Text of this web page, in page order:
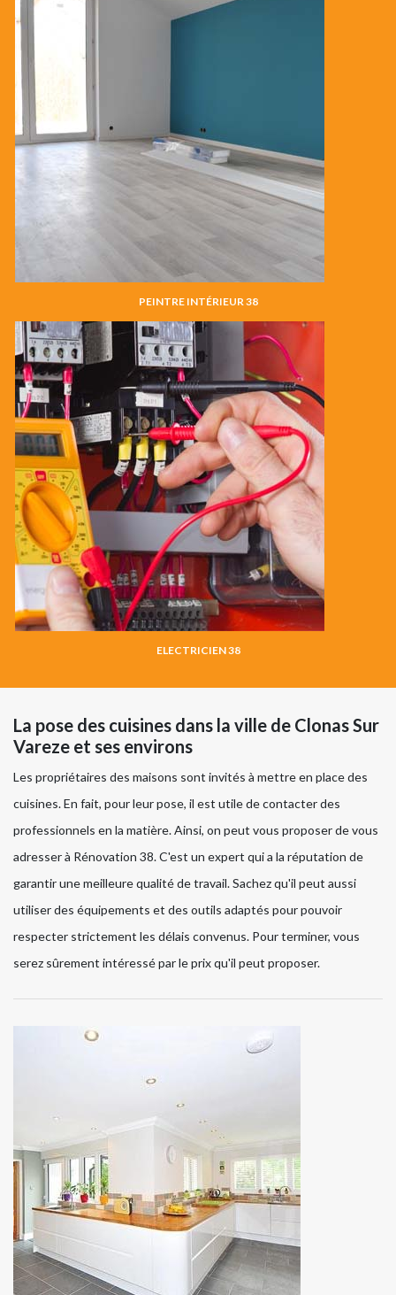
PEINTRE INTÉRIEUR 38
ELECTRICIEN 38
La pose des cuisines dans la ville de Clonas Sur
Vareze et ses environs
Les propriétaires des maisons sont invités à mettre en place des
cuisines. En fait, pour leur pose, il est utile de contacter des
professionnels en la matière. Ainsi, on peut vous proposer de vous
adresser à Rénovation 38. C'est un expert qui a la réputation de
garantir une meilleure qualité de travail. Sachez qu'il peut aussi
utiliser des équipements et des outils adaptés pour pouvoir
respecter strictement les délais convenus. Pour terminer, vous
serez sûrement intéressé par le prix qu'il peut proposer.